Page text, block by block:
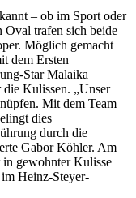
– ob im Sport oder
trafen sich beide
Möglich gemacht
dem Ersten
Star Malaika
Kulissen. „Unser
Mit dem Team
dies
durch die
Gabor Köhler. Am
gewohnter Kulisse
Heinz-Steyer-